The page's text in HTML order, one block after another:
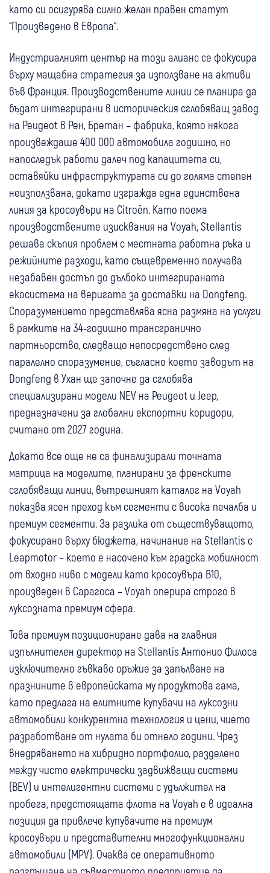
като си осигурява силно желан правен статут
“Произведено в Европа“.
Индустриалният център на този алианс се фокусира
върху мащабна стратегия за използване на активи
във Франция. Производствените линии се планира да
бъдат интегрирани в историческия сглобяващ завод
на Peugeot в Рен, Бретан – фабрика, която някога
произвеждаше 400 000 автомобила годишно, но
напоследък работи далеч под капацитета си,
оставяйки инфраструктурата си до голяма степен
неизползвана, докато изгражда една единствена
линия за кросоувъри на Citroën. Като поема
производствените изисквания на Voyah, Stellantis
решава скъпия проблем с местната работна ръка и
режийните разходи, като същевременно получава
незабавен достъп до дълбоко интегрираната
екосистема на веригата за доставки на Dongfeng.
Споразумението представлява ясна размяна на услуги
в рамките на 34-годишно трансгранично
партньорство, следващо непосредствено след
паралелно споразумение, съгласно което заводът на
Dongfeng в Ухан ще започне да сглобява
специализирани модели NEV на Peugeot и Jeep,
предназначени за глобални експортни коридори,
считано от 2027 година.
Докато все още не са финализирали точната
матрица на моделите, планирани за френските
сглобяващи линии, вътрешният каталог на Voyah
показва ясен преход към сегменти с висока печалба и
премиум сегменти. За разлика от съществуващото,
фокусирано върху бюджета, начинание на Stellantis с
Leapmotor – което е насочено към градска мобилност
от входно ниво с модели като кросоувъра B10,
произведен в Сарагоса – Voyah оперира строго в
луксозната премиум сфера.
Това премиум позициониране дава на главния
изпълнителен директор на Stellantis Антонио Филоса
изключително гъвкаво оръжие за запълване на
празнините в европейската му продуктова гама,
като предлага на елитните купувачи на луксозни
автомобили конкурентна технология и цени, чието
разработване от нулата би отнело години. Чрез
внедряването на хибридно портфолио, разделено
между чисто електрически задвижващи системи
(BEV) и интелигентни системи с удължител на
пробега, предстоящата флота на Voyah е в идеална
позиция да привлече купувачите на премиум
кросоувъри и представителни многофункционални
автомобили (MPV). Очаква се оперативното